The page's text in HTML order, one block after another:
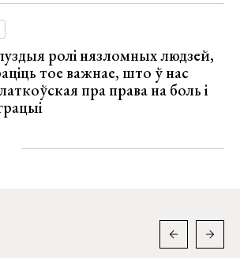
ролі нязломных людзей,
тое важнае, што ў нас
пра права на боль і